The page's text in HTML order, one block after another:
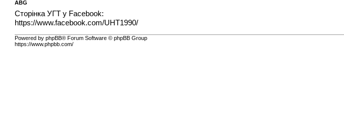
ABG
Сторінка УГТ у Facebook:
https://www.facebook.com/UHT1990/
Powered by phpBB® Forum Software © phpBB Group
https://www.phpbb.com/